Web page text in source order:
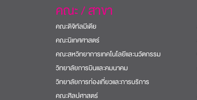
คณะ / สาขา
คณะดิจิทัลมีเดีย
คณะนิเทศศาสตร์
คณะสหวิทยาการเทคโนโลยีและนวัตกรรม
วิทยาลัยการบินและคมนาคม
วิทยาลัยการท่องเที่ยวและการบริการ
คณะศิลปศาสตร์